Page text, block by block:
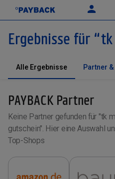
Ergebnisse für “tk
Alle Ergebnisse Partner
PAYBACK Partner
Keine Partner gefunden für "tk
gutschein". Hier eine Auswahl
Top-Shops